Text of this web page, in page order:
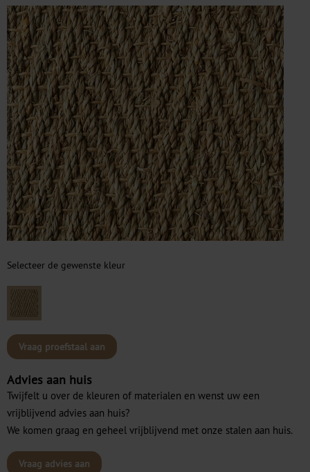
Selecteer de gewenste kleur
Vraag proefstaal aan
Advies aan huis
Twijfelt u over de kleuren of materialen en wenst uw een
vrijblijvend advies aan huis?
We komen graag en geheel vrijblijvend met onze stalen aan huis.
Vraag advies aan